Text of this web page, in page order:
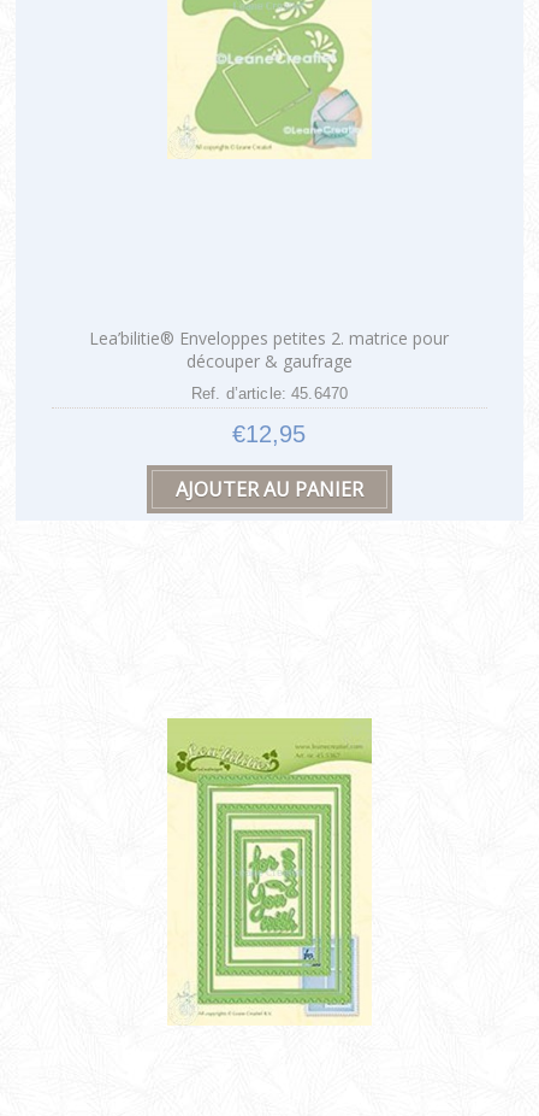
Lea’bilitie® Enveloppes petites 2. matrice pour
découper & gaufrage
Ref. d’article: 45.6470
€12,95